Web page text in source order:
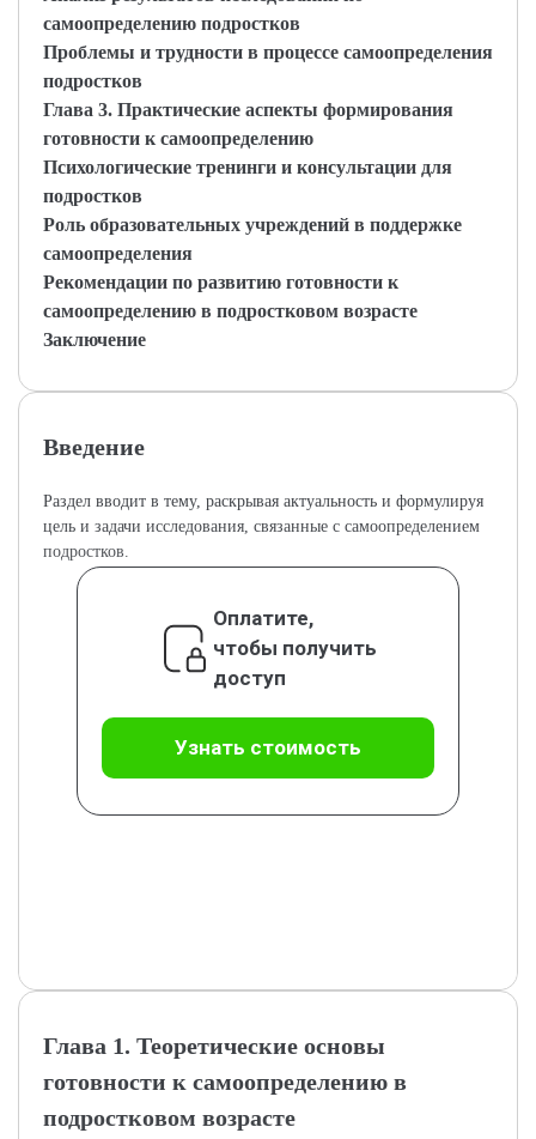
самоопределению подростков
Проблемы и трудности в процессе самоопределения
подростков
Глава 3. Практические аспекты формирования
готовности к самоопределению
Психологические тренинги и консультации для
подростков
Роль образовательных учреждений в поддержке
самоопределения
Рекомендации по развитию готовности к
самоопределению в подростковом возрасте
Заключение
Введение
Раздел вводит в тему, раскрывая актуальность и формулируя
цель и задачи исследования, связанные с самоопределением
подростков.
Оплатите,
чтобы получить
доступ
Узнать стоимость
Глава 1. Теоретические основы
готовности к самоопределению в
подростковом возрасте